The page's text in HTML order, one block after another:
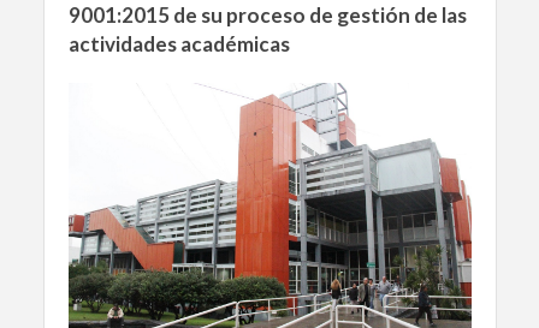
9001:2015 de su proceso de gestión de las
actividades académicas